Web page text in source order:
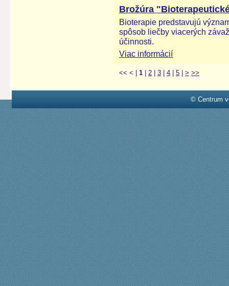
Brožúra
Bioterapie predstavujú
spôsob liečby viacerých
účinnosti.
Viac informácií
<< < 1 2 3 4 5 > >>
© Centrum